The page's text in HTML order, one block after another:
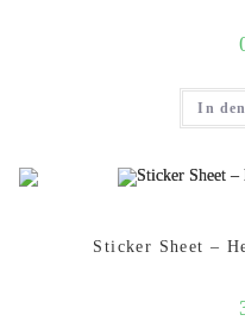
In
Sticker Sheet –